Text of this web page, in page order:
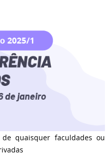
quaisquer faculdades ou